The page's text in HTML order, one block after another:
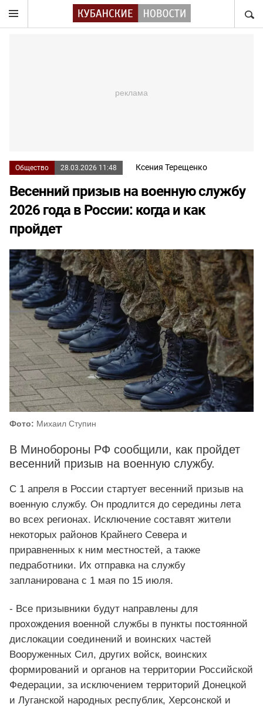
Общество 28.03.2026 11:48 Ксения Терещенко
Весенний призыв на военную службу
2026 года в России: когда и как
пройдет
Фото: Михаил Ступин
В Минобороны РФ сообщили, как пройдет
весенний призыв на военную службу.
С 1 апреля в России стартует весенний призыв на
военную службу. Он продлится до середины лета
во всех регионах. Исключение составят жители
некоторых районов Крайнего Севера и
приравненных к ним местностей, а также
педработники. Их отправка на службу
запланирована с 1 мая по 15 июля.
- Все призывники будут направлены для
прохождения военной службы в пункты постоянной
дислокации соединений и воинских частей
Вооруженных Сил, других войск, воинских
формирований и органов на территории Российской
Федерации, за исключением территорий Донецкой
и Луганской народных республик, Херсонской и